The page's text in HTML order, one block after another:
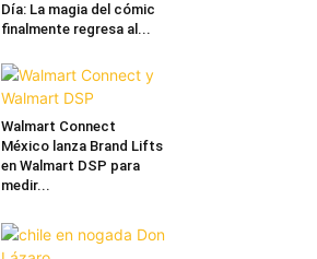
Día: La magia del cómic
finalmente regresa al...
Walmart Connect
México lanza Brand Lifts
en Walmart DSP para
medir...